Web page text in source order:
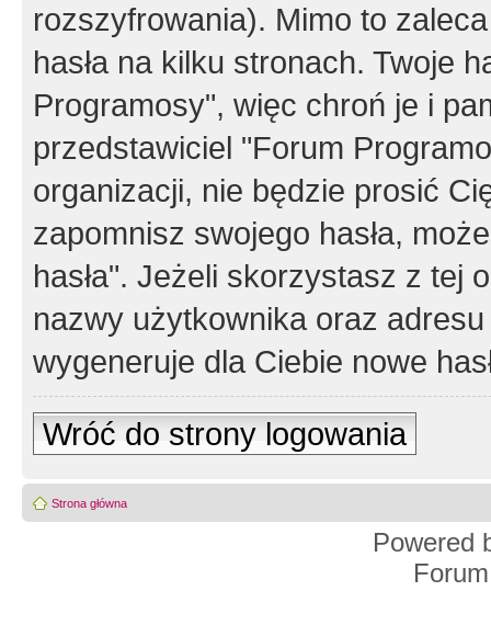
rozszyfrowania). Mimo to
hasła na kilku stronach. Twoje
Programosy", więc chroń je i
przedstawiciel "Forum
organizacji, nie będzie prosić
zapomnisz swojego hasła,
hasła". Jeżeli skorzystasz z tej
nazwy użytkownika oraz
wygeneruje dla Ciebie nowe
Wróć do strony logowania
Strona główna
Powered